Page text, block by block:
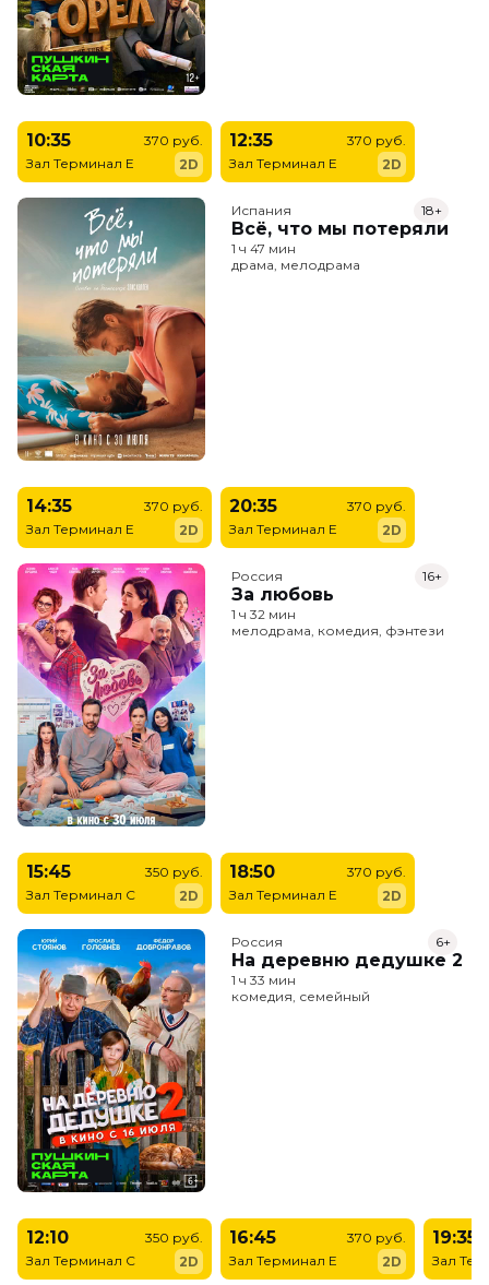
10:35
Зал Терминал E
370 руб.
2D
12:35
Зал Терминал E
370 руб.
2D
Испания
Всё, что мы потеряли
18+
1 ч 47 мин
драма, мелодрама
14:35
Зал Терминал E
370 руб.
2D
20:35
Зал Терминал E
370 руб.
2D
Россия
За любовь
16+
1 ч 32 мин
мелодрама, комедия, фэнтези
15:45
Зал Терминал C
350 руб.
2D
18:50
Зал Терминал E
370 руб.
2D
Россия
На деревню дедушке 2
6+
1 ч 33 мин
комедия, семейный
12:10
Зал Терминал C
350 руб.
2D
16:45
Зал Терминал E
370 руб.
2D
19:35
Зал